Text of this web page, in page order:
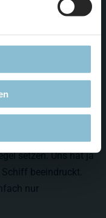
setzen. Uns hat ja
beeindruckt.
nur